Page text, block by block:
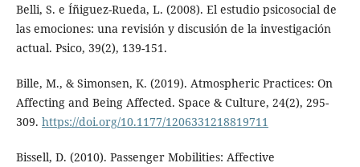
Belli, S. e Íñiguez-Rueda, L. (2008). El estudio psicosocial de
las emociones: una revisión y discusión de la investigación
actual. Psico, 39(2), 139-151.
Bille, M., & Simonsen, K. (2019). Atmospheric Practices: On
Affecting and Being Affected. Space & Culture, 24(2), 295-
309. https://doi.org/10.1177/1206331218819711
Bissell, D. (2010). Passenger Mobilities: Affective